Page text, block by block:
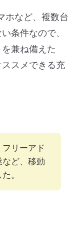
ホなど、複数台
条件なので、
兼ね備えた
ススメできる充
リーアド
など、移動
。